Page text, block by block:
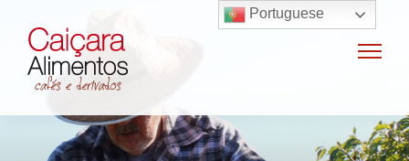
Sobre o grupo
Máquinas de café
Portuguese